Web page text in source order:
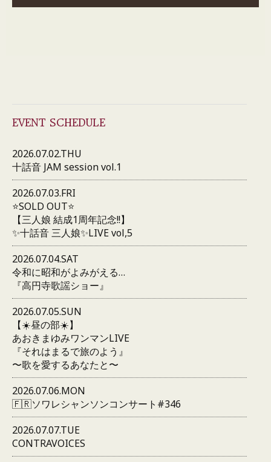
EVENT SCHEDULE
2026.07.02.THU
十話音 JAM session vol.1
2026.07.03.FRI
⭐️SOLD OUT⭐️
【三人娘 結成1周年記念!!】
✨十話音 三人娘✨LIVE vol,5
2026.07.04.SAT
令和に昭和がよみがえる…
『高円寺歌謡ショー』
2026.07.05.SUN
【☀️昼の部☀️】
あおきまゆみワンマンLIVE
『それはまるで旅のよう』
〜歌を愛するあなたと〜
2026.07.06.MON
🇫🇷ソワレシャンソンコンサート#346
2026.07.07.TUE
CONTRAVOICES